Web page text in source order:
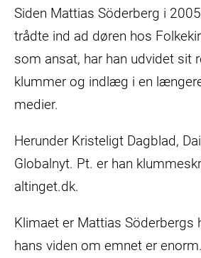
foran
Christiansborg
Siden Mattias Söderberg i
trådte ind ad døren hos
som ansat, har han udvidet sit
klummer og indlæg i en
medier.
Herunder Kristeligt Dagblad,
Globalnyt. Pt. er han
altinget.dk.
Klimaet er Mattias Söderbergs
hans viden om emnet er